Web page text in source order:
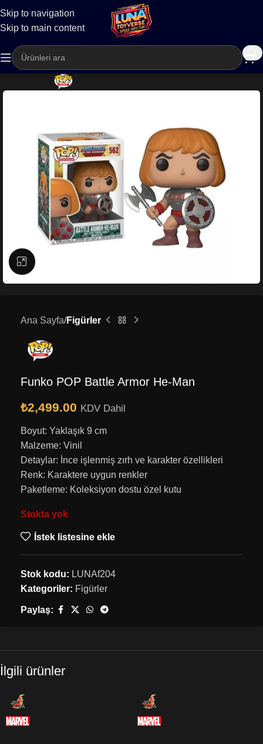
Skip to navigation
Skip to main content
Kargo
Büyütmek için tıklayın
Ana Sayfa Figürler
Funko POP Battle Armor He-Man
₺2,499.00 KDV Dahil
Boyut: Yaklaşık 9 cm
Malzeme: Vinil
Detaylar: İnce işlenmiş zırh ve karakter özellikleri
Renk: Karaktere uygun renkler
Paketleme: Koleksiyon dostu özel kutu
Stokta yok
İstek listesine ekle
Stok kodu: LUNAf204
Kategoriler: Figürler
Paylaş:
İlgili ürünler